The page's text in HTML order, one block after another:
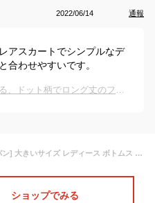
2022/06/14 通報
アスカートでシンプルなデ
合わせやすいです。
【夏】大人女性がかわいく履ける、ドット柄でロング丈のフレアスカートを教えてください。
[ゴールドジャパン] 大きいサイズ レディース ボトムス スカート ロング ドット柄 ウエストゴム バルーン 変形 フレア nw-20019 4L ホワイト
ショップでみる